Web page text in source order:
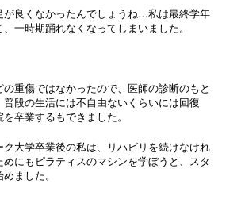
良くなかったんでしょうね…私は最終学年
一時期踊れなくなってしまいました。
重傷ではなかったので、医師の診断のもと
段の生活には不自由ないくらいには回復
卒業するもできました。
ク大学卒業後の私は、リハビリを続けなけれ
にもピラティスのマシンを学ぼうと、スタ
ました。